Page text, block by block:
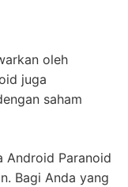
oleh
juga
saham
Android Paranoid
Bagi Anda yang